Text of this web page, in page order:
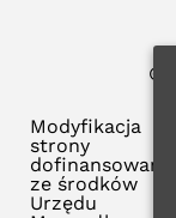
©
Modyfikacja
strony
dofinansowana
ze środków
Urzędu